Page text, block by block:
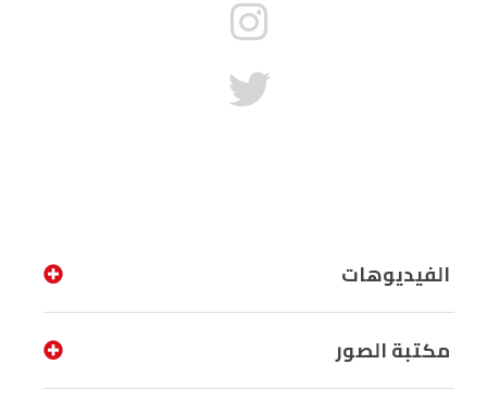
الفيديوهات
مكتبة الصور